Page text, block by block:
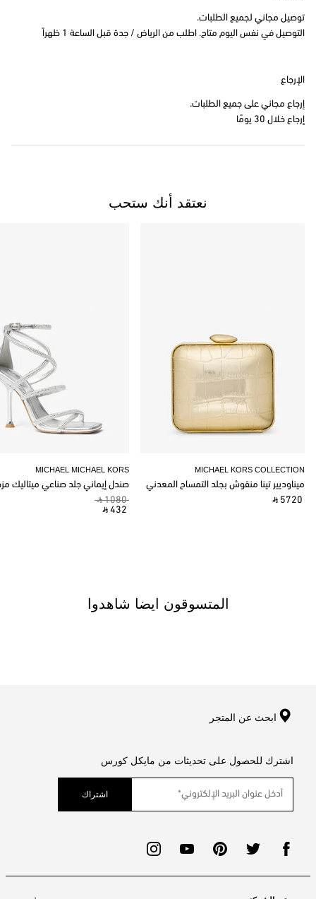
توصيل مجاني لجميع الطلبات.
التوصيل في نفس اليوم متاح. اطلب من الرياض / جدة قبل الساعة 1 ظهراً
الإرجاع
إرجاع مجاني على جميع الطلبات.
إرجاع خلال 30 يومًا
نعتقد أنك ستحب
MICHAEL MICHAEL KORS
صندل إيماني جلد صناعي ميتاليك
‎ ⃁ 1080 ‎
‎ ⃁ 432 ‎
MICHAEL KORS COLLECTION
ميناوديير تينا منقوش بجلد التمساح المعدني
‎ ⃁ 5720 ‎
المتسوقون ايضا شاهدوا
ابحث عن المتجر
اشترك للحصول على تحديثات من مايكل كورس
اشتراك